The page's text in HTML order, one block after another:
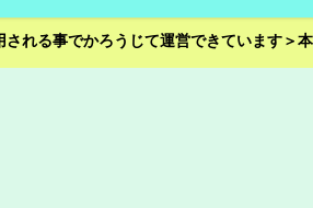
れる事でかろうじて運営できています＞